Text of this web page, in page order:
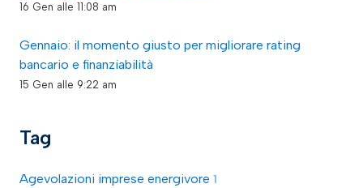
16 Gen alle 11:08 am
Gennaio: il momento giusto per migliorare rating
bancario e finanziabilità
15 Gen alle 9:22 am
Tag
Agevolazioni imprese energivore 1